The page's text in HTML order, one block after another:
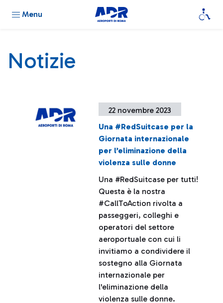
Menu
Notizie
22 novembre 2023
Una #RedSuitcase per la
Giornata internazionale
per l’eliminazione della
violenza sulle donne
Una #RedSuitcase per tutti!
Questa è la nostra
#CallToAction rivolta a
passeggeri, colleghi e
operatori del settore
aeroportuale con cui li
invitiamo a condividere il
sostegno alla Giornata
internazionale per
l'eliminazione della
violenza sulle donne.